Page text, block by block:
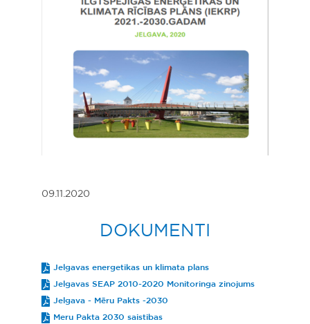
09.11.2020
DOKUMENTI
Jelgavas energetikas un klimata plans
Jelgavas SEAP 2010-2020 Monitoringa zinojums
Jelgava - Mēru Pakts -2030
Meru Pakta 2030 saistibas